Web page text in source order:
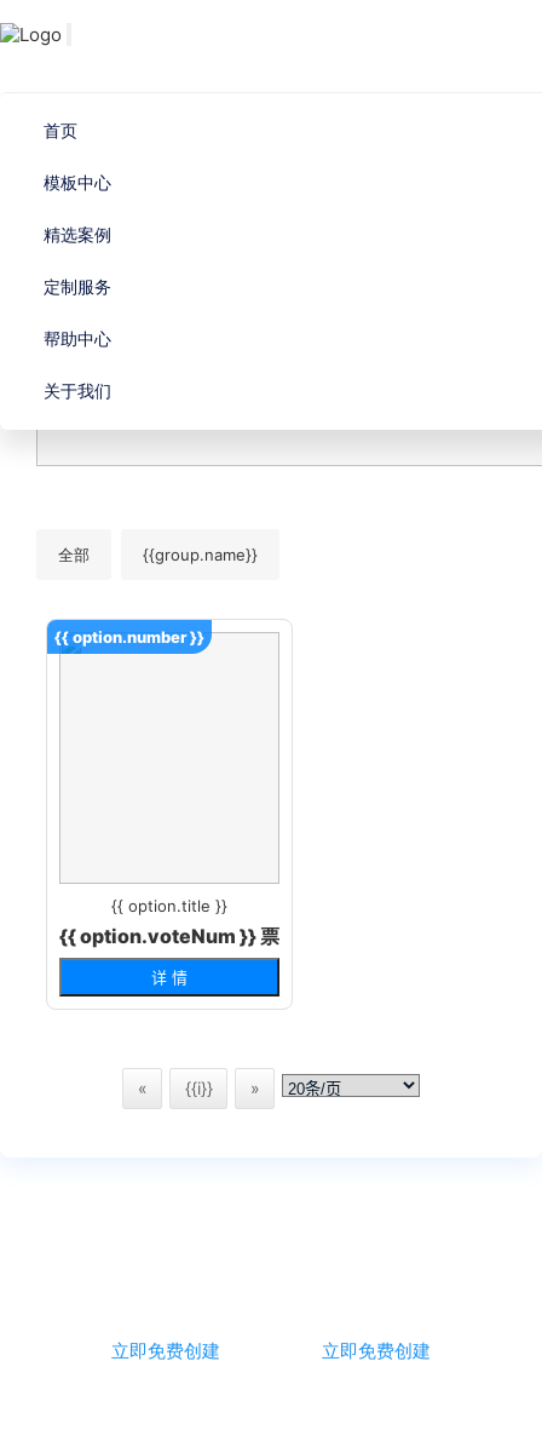
首页
模板中心
精选案例
定制服务
帮助中心
关于我们
全部 {{group.name}}
{{ option.title }}
{{ option.voteNum }} 票
{{ option.number }}
详 情
« {{i}} »
立即免费创建 立即免费创建